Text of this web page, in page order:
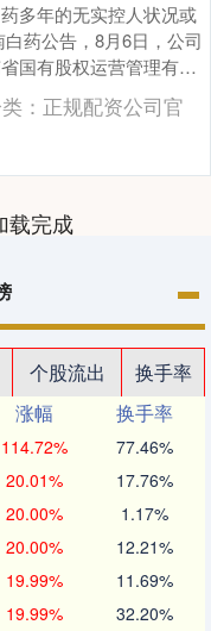
多年的无实控人状况或
药公告，8月6日，公司
国有股权运营管理有限
有股权管理公司）增持
： 正规配资公司官
载完成
个股流出
换手率
涨幅
换手率
114.72% 77.46%
20.01% 17.76%
20.00% 1.17%
20.00% 12.21%
19.99% 11.69%
19.99% 32.20%